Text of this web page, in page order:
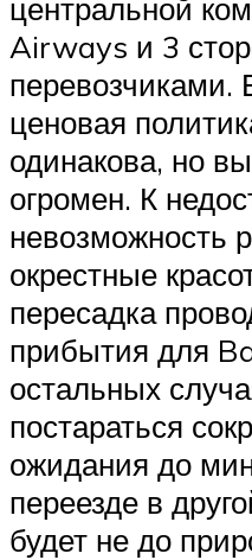
центральной
Airways и 3
перевозчиками.
ценовая
одинакова, но
огромен. К
невозможность
окрестные
пересадка
прибытия для
остальных
постараться
ожидания до
переезде в
будет не до